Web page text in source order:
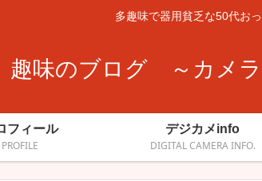
多趣味で器用貧乏な50代お
趣味のブログ ～カメラ
フィール
PROFILE
デジカメinfo
DIGITAL CAMERA INFO.